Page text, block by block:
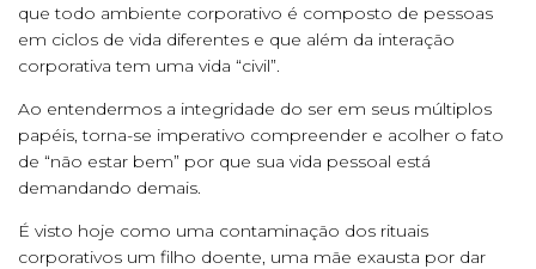
que todo ambiente corporativo é composto de pessoas
em ciclos de vida diferentes e que além da interação
corporativa tem uma vida “civil”.
Ao entendermos a integridade do ser em seus múltiplos
papéis, torna-se imperativo compreender e acolher o fato
de “não estar bem” por que sua vida pessoal está
demandando demais.
É visto hoje como uma contaminação dos rituais
corporativos um filho doente, uma mãe exausta por dar